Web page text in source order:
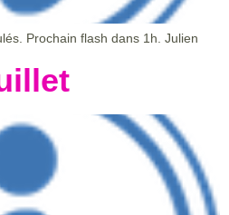
Prochain flash dans 1h. Julien